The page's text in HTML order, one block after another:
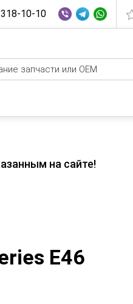
10-10
на сайте!
E46